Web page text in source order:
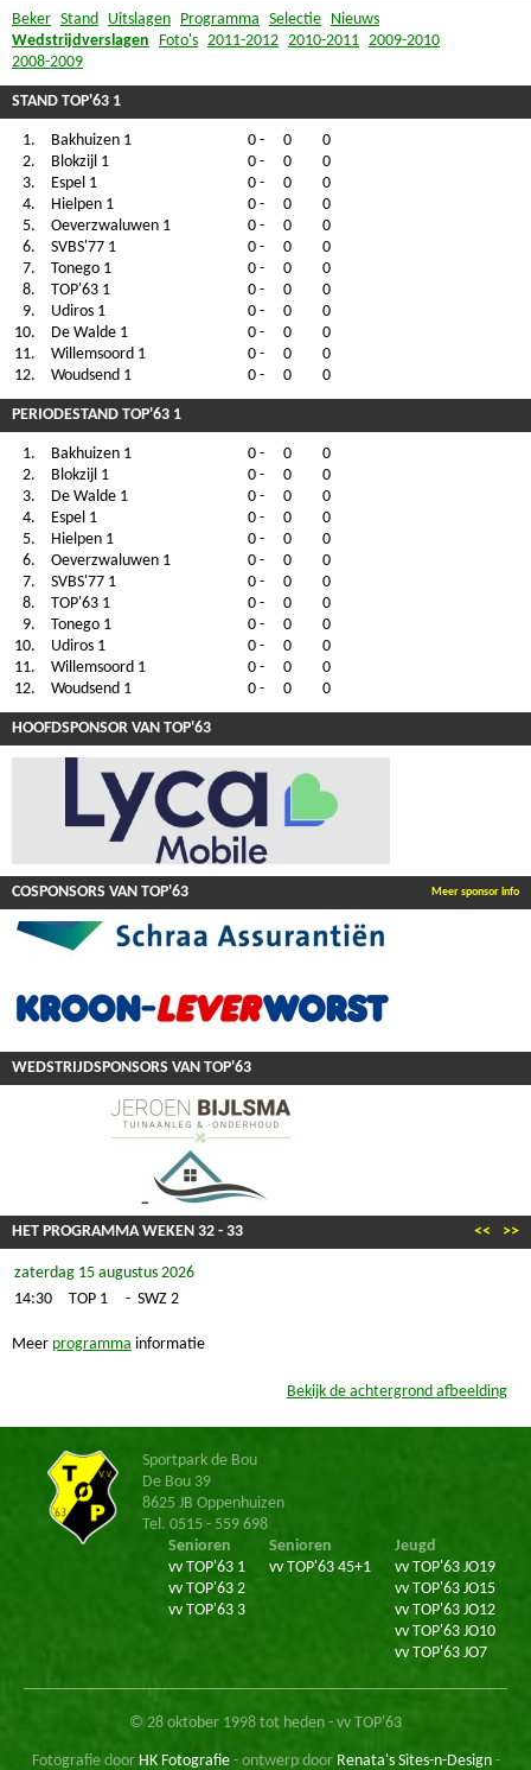
Beker Stand Uitslagen Programma Selectie Nieuws
Wedstrijdverslagen
Foto's 2011-2012 2010-2011 2009-2010
2008-2009
STAND TOP'63 1
1. Bakhuizen 1 0 - 0
0
2.
Blokzijl 1 0 - 0
0
3.
Espel 1 0 - 0
0
4.
Hielpen 1 0 - 0
0
5.
Oeverzwaluwen 1 0 - 0
0
6.
SVBS'77 1 0 - 0
0
7.
Tonego 1 0 - 0
0
8.
TOP'63 1 0 - 0
0
9.
Udiros 1 0 - 0
0
10.
De Walde 1 0 - 0
0
11.
Willemsoord 1 0 - 0
0
12.
Woudsend 1 0 - 0 0
PERIODESTAND TOP'63 1
1. Bakhuizen 1 0 - 0
0
2.
Blokzijl 1 0 - 0
0
3.
De Walde 1 0 - 0
0
4.
Espel 1 0 - 0
0
5.
Hielpen 1 0 - 0
0
6.
Oeverzwaluwen 1 0 - 0
0
7.
SVBS'77 1 0 - 0
0
8.
TOP'63 1 0 - 0
0
9.
Tonego 1 0 - 0
0
10.
Udiros 1 0 - 0
0
11.
Willemsoord 1 0 - 0
0
12.
Woudsend 1 0 - 0 0
HOOFDSPONSOR VAN TOP'63
COSPONSORS VAN TOP'63 Meer sponsor info
WEDSTRIJDSPONSORS VAN TOP'63
HET PROGRAMMA WEKEN 32 - 33 >>
<<
zaterdag 15 augustus 2026
14:30
TOP 1 - SWZ 2
Meer programma informatie
Bekijk de achtergrond afbeelding
Sportpark de Bou
De Bou 39
8625 JB Oppenhuizen
Tel. 0515 - 559 698
Senioren
vv TOP'63 1
vv TOP'63 2
vv TOP'63 3
Senioren
vv TOP'63 45+1
Jeugd
vv TOP'63 JO19
vv TOP'63 JO15
vv TOP'63 JO12
vv TOP'63 JO10
vv TOP'63 JO7
© 28 oktober 1998 tot heden - vv TOP'63
Fotografie door HK Fotografie- ontwerp door Renata's Sites-n-Design-